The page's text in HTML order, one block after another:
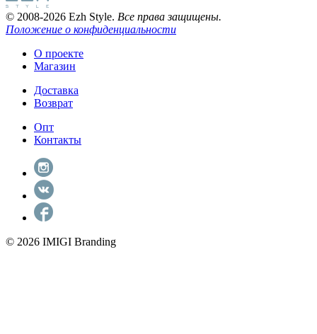
© 2008-2026 Ezh Style. Все права защищены.
Положение о конфиденциальности
О проекте
Магазин
Доставка
Возврат
Опт
Контакты
© 2026 IMIGI Branding